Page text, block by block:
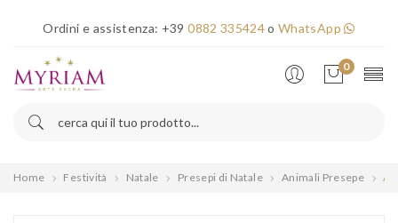
Ordini e assistenza: +390882 335424oWhatsApp
0
Home Festività Natale Presepi di Natale Animali Presepe